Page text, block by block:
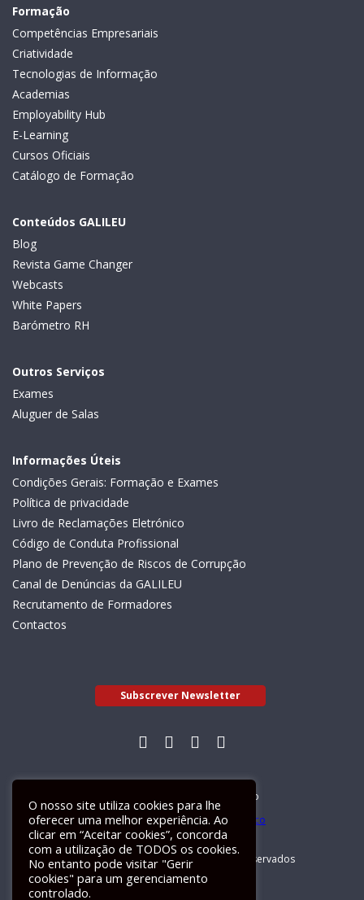
Formação
Competências Empresariais
Criatividade
Tecnologias de Informação
Academias
Employability Hub
E-Learning
Cursos Oficiais
Catálogo de Formação
Conteúdos GALILEU
Blog
Revista Game Changer
Webcasts
White Papers
Barómetro RH
Outros Serviços
Exames
Aluguer de Salas
Informações Úteis
Condições Gerais: Formação e Exames
Política de privacidade
Livro de Reclamações Eletrónico
Código de Conduta Profissional
Plano de Prevenção de Riscos de Corrupção
Canal de Denúncias da GALILEU
Recrutamento de Formadores
Contactos
Subscrever Newsletter
Livro de Reclamações Electrónico
GALILEU 2026 © Todos os direitos reservados
O nosso site utiliza cookies para lhe
oferecer uma melhor experiência. Ao
clicar em “Aceitar cookies”, concorda
com a utilização de TODOS os cookies.
No entanto pode visitar "Gerir
cookies" para um gerenciamento
controlado.